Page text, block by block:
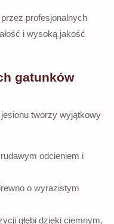
profesjonalnych
i wysoką jakość
gatunków
tworzy wyjątkowy
odcieniem i
o wyrazistym
głębi dzięki ciemnym,